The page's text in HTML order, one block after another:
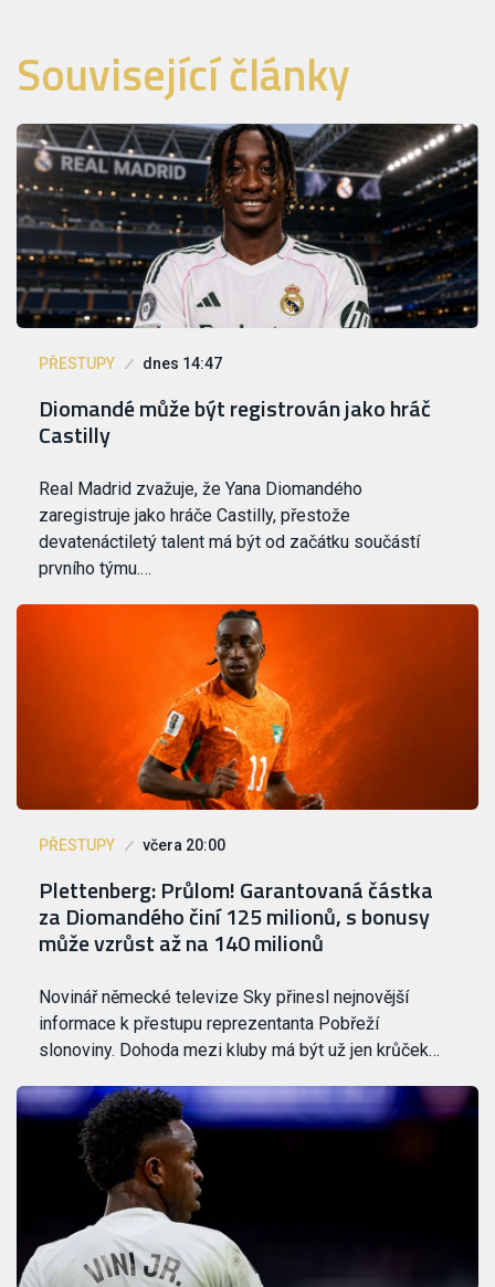
Související články
PŘESTUPY dnes 14:47
Diomandé může být registrován jako hráč
Castilly
Real Madrid zvažuje, že Yana Diomandého
zaregistruje jako hráče Castilly, přestože
devatenáctiletý talent má být od začátku součástí
prvního týmu.…
PŘESTUPY včera 20:00
Plettenberg: Průlom! Garantovaná částka
za Diomandého činí 125 milionů, s bonusy
může vzrůst až na 140 milionů
Novinář německé televize Sky přinesl nejnovější
informace k přestupu reprezentanta Pobřeží
slonoviny. Dohoda mezi kluby má být už jen krůček…